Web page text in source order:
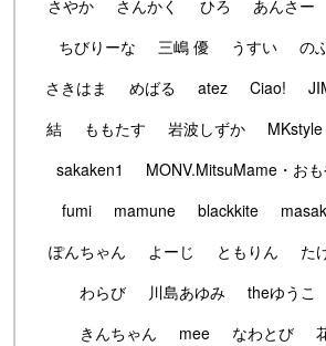
さやか
さんかく ひろ あんさー
ちびりーな
三嶋 優 うすい の
さきはま
めばる atez Ciao!
結
ももたす 岩波しずか MKstyle
sakaken1
MONV.MitsuMame・お
fumi
mamune blackkite
ぽんちゃん
よーじ ともりん た
わらび
川島あゆみ theゆうこ
きんちゃん
mee なわとび